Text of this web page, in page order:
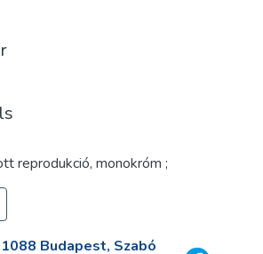
reprodukció, monokróm ;
1088 Budapest, Szabó